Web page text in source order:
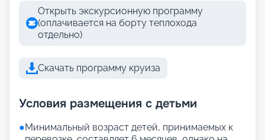
Открыть экскурсионную программу
(оплачивается на борту теплохода
отдельно)
Скачать программу круиза
Условия размещения с детьми
●Минимальный возраст детей, принимаемых к